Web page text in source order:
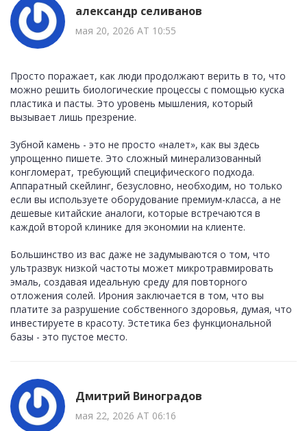
александр селиванов
мая 20, 2026 AT 10:55
Просто поражает, как люди продолжают верить в то, что
можно решить биологические процессы с помощью куска
пластика и пасты. Это уровень мышления, который
вызывает лишь презрение.
Зубной камень - это не просто «налет», как вы здесь
упрощенно пишете. Это сложный минерализованный
конгломерат, требующий специфического подхода.
Аппаратный скейлинг, безусловно, необходим, но только
если вы используете оборудование премиум-класса, а не
дешевые китайские аналоги, которые встречаются в
каждой второй клинике для экономии на клиенте.
Большинство из вас даже не задумываются о том, что
ультразвук низкой частоты может микротравмировать
эмаль, создавая идеальную среду для повторного
отложения солей. Ирония заключается в том, что вы
платите за разрушение собственного здоровья, думая, что
инвестируете в красоту. Эстетика без функциональной
базы - это пустое место.
Дмитрий Виноградов
мая 22, 2026 AT 06:16